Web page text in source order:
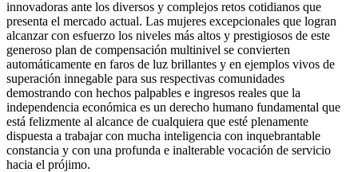
innovadoras ante los diversos y complejos retos cotidianos que
presenta el mercado actual. Las mujeres excepcionales que logran
alcanzar con esfuerzo los niveles más altos y prestigiosos de este
generoso plan de compensación multinivel se convierten
automáticamente en faros de luz brillantes y en ejemplos vivos de
superación innegable para sus respectivas comunidades
demostrando con hechos palpables e ingresos reales que la
independencia económica es un derecho humano fundamental que
está felizmente al alcance de cualquiera que esté plenamente
dispuesta a trabajar con mucha inteligencia con inquebrantable
constancia y con una profunda e inalterable vocación de servicio
hacia el prójimo.